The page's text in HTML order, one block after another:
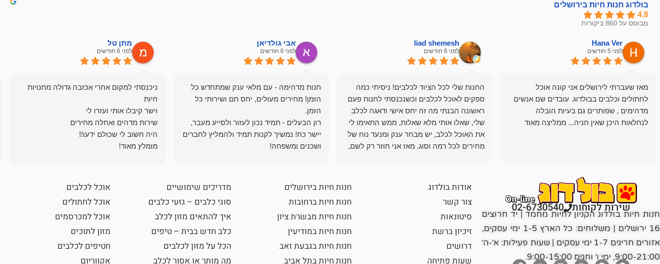
בולדוג חנות חיות בירושלים
4.8
מבוסס על 860 ביקורות
Hana Ver
לפני 5 חודשים
מאז שעברתי לירושלים אני קונה אוכל
לחתולים וכלבים בבולדוג. עובדים שם אנשים
מדהימים , שפותרים גם בעיות הובלה
לנחלאות היכן שאין חניה... ממליצה מאוד
liad shemesh
לפני 6 חודשים
החנות שלי לכל הציוד לכלבים! ניסיתי כמה
ספקים לאוכל לכלבים וכשנכנסתי לחנות פעם
ראשונה הבנתי מה זה יחס אישי ודאגה לכלב
שלי, שאלו אותי מלא שאלות, ממש התאימו לי
את האוכל לכלב, יש מבחר ענק ומנעד נוח של
מחירים לכל רמה וסוג. מאז אני חוזר רק לשם,
אבי גולדיאן
לפני 6 חודשים
חנות מדהימה - עם מלאי ענק שמתחדש כל
הזמן! מחירים מעולים, יחס חם ושירותי כל
רון הבעלים - תמיד נכון לעזור ולסייע מעבר,
יישר כח! נמשיך לקנות תמיד ולהמליץ לחברים
ושכנים ומשפחה!
מתן טל
לפני 6 חודשים
ניכנסתי למקום אחרי אכזבה גדולה מחנויות
מומלץ מאוד!
שירות לקוחות 02-6730540
חנות חיות בולדוג הקניון לחיות מחמד | יד חרוצים
16 ירושלים | משלוחים: כל הארץ 1-5 ימי עסקים,
אזורים חריגים 1-7 ימי עסקים | שעות פעילות: א׳-ה׳
9:00-21:00, ימי ו׳ וחגים 9:00-15:00.
אודות בולדוג
צור קשר
סיטונאות
זיכיון ברשת
דרושים
שעות פתיחה
חנות חיות בירושלים
חנות חיות ברחובות
חנות חיות מבשרת ציון
חנות חיות במודיעין
חנות חיות בגבעת זאב
חנות חיות בתל אביב
מדריכים שימושיים
סוגי כלבים – גזעי כלבים
איך להתאים מזון לכלב
כלב חדש בבית – טיפים
הכל על מזון לכלבים
מה מותר או אסור לכלב
אוכל לכלבים
אוכל לחתולים
אוכל למכרסמים
מזון לתוכים
חטיפים לכלבים
אקווריום